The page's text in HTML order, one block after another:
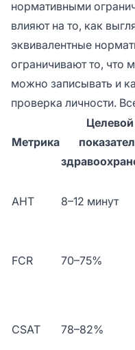
нормативными
влияют на то, как
эквивалентные
ограничивают то, что
можно записывать и
проверка личности.
Метрика
Целевой
AHT 8–12 минут
FCR 70–75%
CSAT 78–82%